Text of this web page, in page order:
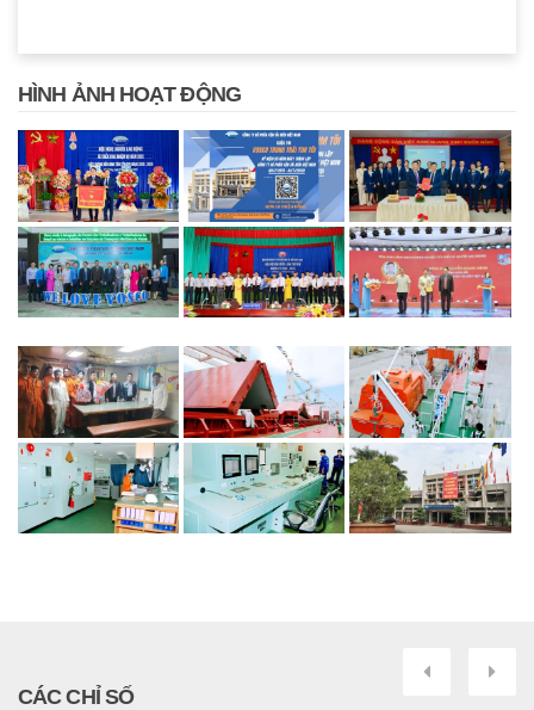
HÌNH ẢNH HOẠT ĐỘNG
CÁC CHỈ SỐ
Next